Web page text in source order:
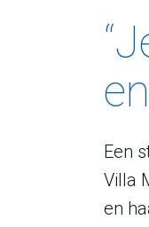
Een
Villa
en